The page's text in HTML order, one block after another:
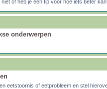
of heb je een tip voor hoe iets beter
onderwerpen
eetstoornis of eetprobleem en stel